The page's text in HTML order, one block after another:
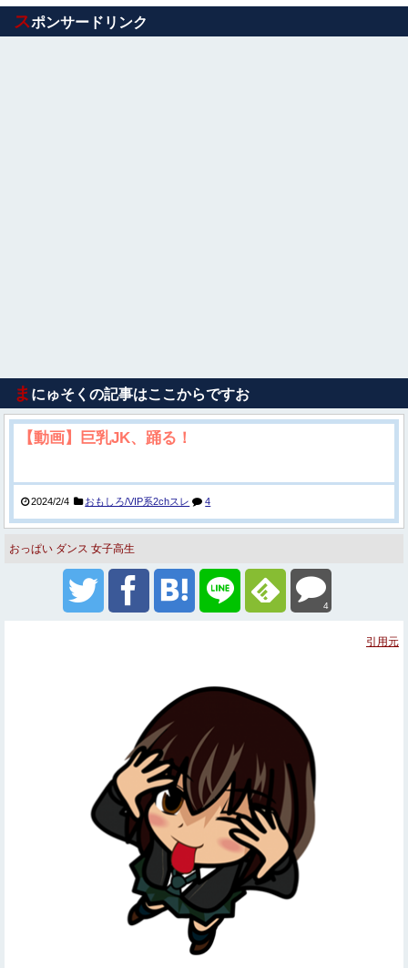
Powered by livedoor 相互RSS
スポンサードリンク
ま にゅそくの記事はここからですお
【動画】巨乳JK、踊る！
2024/2/4 おもしろ/VIP系2chスレ 4
おっぱい ダンス 女子高生
4
引用元